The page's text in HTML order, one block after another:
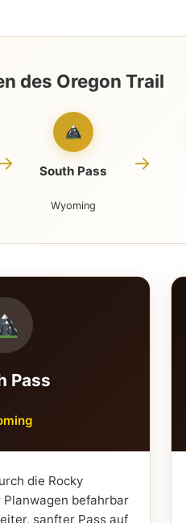
des Oregon Trail
South Pass
Wyoming
→
Pass
die Rocky
befahrbar
sanfter Pass auf